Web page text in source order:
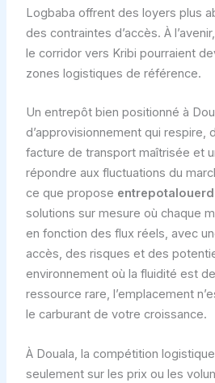
Logbaba offrent des loyers plus
des contraintes d’accès. À
le corridor vers Kribi pourraient
zones logistiques de référence.
Un entrepôt bien positionné à
d’approvisionnement qui respire,
facture de transport maîtrisée et
répondre aux fluctuations du
ce que propose
solutions sur mesure où chaque
en fonction des flux réels, avec
accès, des risques et des
environnement où la fluidité est
ressource rare, l’emplacement
le carburant de votre croissance.
À Douala, la compétition
seulement sur les prix ou les